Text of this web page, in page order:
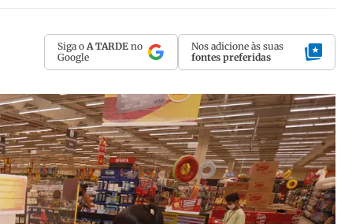
Siga o A TARDE no
Google
Nos adicione às suas
fontes preferidas